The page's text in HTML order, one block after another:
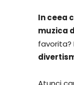
In ceea
muzica